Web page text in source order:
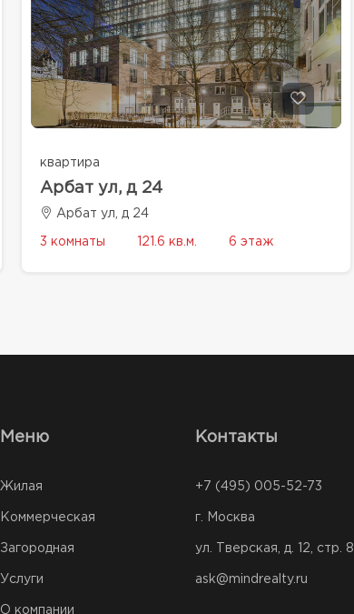
квартира
Арбат ул, д 24
Арбат ул, д 24
3 комнаты 121.6 кв.м. 6 этаж
Меню
Жилая
Коммерческая
Загородная
Услуги
О компании
Контакты
+7 (495) 005-52-73
г. Москва
ул. Тверская, д. 12, стр. 8
ask@mindrealty.ru